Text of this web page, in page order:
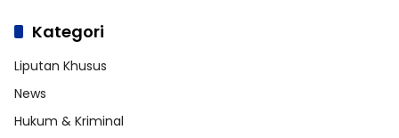
Kategori
Liputan Khusus
News
Hukum & Kriminal